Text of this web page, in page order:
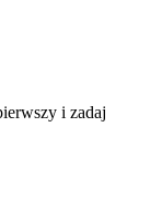
i zadaj